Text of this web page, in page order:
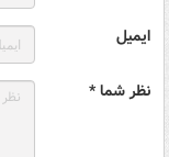
ایمیل
نظر شما *